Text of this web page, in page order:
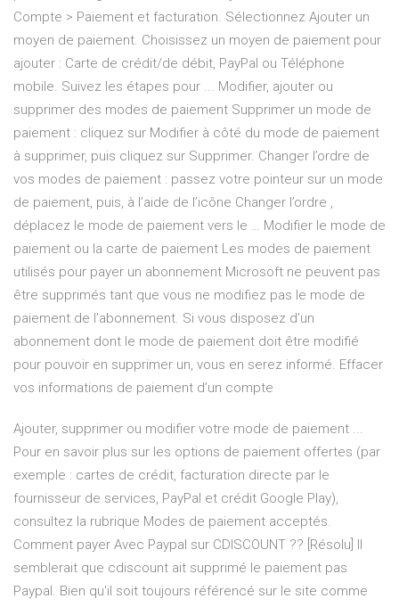
Compte > Paiement et facturation. Sélectionnez Ajouter un
moyen de paiement. Choisissez un moyen de paiement pour
ajouter : Carte de crédit/de débit, PayPal ou Téléphone
mobile. Suivez les étapes pour ... Modifier, ajouter ou
supprimer des modes de paiement Supprimer un mode de
paiement : cliquez sur Modifier à côté du mode de paiement
à supprimer, puis cliquez sur Supprimer. Changer l’ordre de
vos modes de paiement : passez votre pointeur sur un mode
de paiement, puis, à l’aide de l’icône Changer l’ordre ,
déplacez le mode de paiement vers le … Modifier le mode de
paiement ou la carte de paiement Les modes de paiement
utilisés pour payer un abonnement Microsoft ne peuvent pas
être supprimés tant que vous ne modifiez pas le mode de
paiement de l’abonnement. Si vous disposez d’un
abonnement dont le mode de paiement doit être modifié
pour pouvoir en supprimer un, vous en serez informé. Effacer
vos informations de paiement d’un compte
Ajouter, supprimer ou modifier votre mode de paiement ...
Pour en savoir plus sur les options de paiement offertes (par
exemple : cartes de crédit, facturation directe par le
fournisseur de services, PayPal et crédit Google Play),
consultez la rubrique Modes de paiement acceptés.
Comment payer Avec Paypal sur CDISCOUNT ?? [Résolu] Il
semblerait que cdiscount ait supprimé le paiement pas
Paypal. Bien qu'il soit toujours référencé sur le site comme